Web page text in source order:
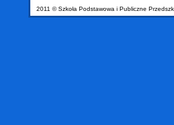
2011 © Szkoła Podstawowa i Publiczne